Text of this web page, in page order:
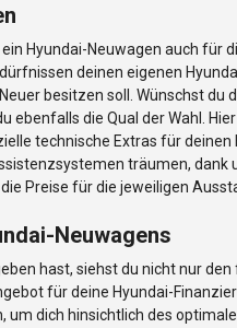
Hyundai-Neuwagen auch
deinen eigenen
besitzen soll. Wünschst
die Qual der Wahl.
technische Extras für
träumen,
Preise für die jeweiligen
Neuwagens
hast, siehst du nicht nur
für deine Hyundai-
dich hinsichtlich des